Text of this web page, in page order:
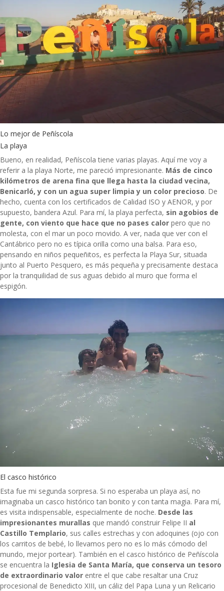
Lo mejor de Peñíscola
La playa
Bueno, en realidad, Peñíscola tiene varias playas. Aquí me voy a
referir a la playa Norte, me pareció impresionante. Más de cinco
kilómetros de arena fina que llega hasta la ciudad vecina,
Benicarló, y con un agua super limpia y un color precioso. De
hecho, cuenta con los certificados de Calidad ISO y AENOR, y por
supuesto, bandera Azul. Para mí, la playa perfecta, sin agobios de
gente, con viento que hace que no pases calor pero que no
molesta, con el mar un poco movido. A ver, nada que ver con el
Cantábrico pero no es típica orilla como una balsa. Para eso,
pensando en niños pequeñitos, es perfecta la Playa Sur, situada
junto al Puerto Pesquero, es más pequeña y precisamente destaca
por la tranquilidad de sus aguas debido al muro que forma el
espigón.
El casco histórico
Esta fue mi segunda sorpresa. Si no esperaba un playa así, no
imaginaba un casco histórico tan bonito y con tanta magia. Para mí,
es visita indispensable, especialmente de noche. Desde las
impresionantes murallas que mandó construir Felipe II al
Castillo Templario, sus calles estrechas y con adoquines (ojo con
los carritos de bebé, lo llevamos pero no es lo más cómodo del
mundo, mejor portear). También en el casco histórico de Peñíscola
se encuentra la Iglesia de Santa María, que conserva un tesoro
de extraordinario valor entre el que cabe resaltar una Cruz
procesional de Benedicto XIII, un cáliz del Papa Luna y un Relicario